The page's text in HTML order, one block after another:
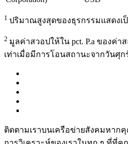
1 ปริมาณสูงสุดของธุรกรรมแสดงเ
2 มูลค่าสวอปให้ใน pct. P.a ของค่
เท่าเมื่อมีการโอนสถานะจากวันศุ
ติดตามเราบนเครือข่ายสังคมหาก